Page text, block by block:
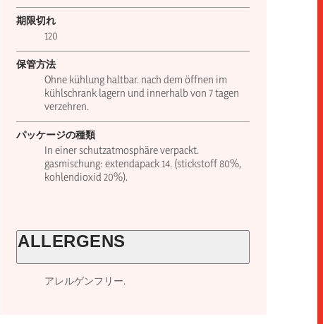
期限切れ
120
保管方法
Ohne kühlung haltbar. nach dem öffnen im
kühlschrank lagern und innerhalb von 7 tagen
verzehren.
パッケージの種類
In einer schutzatmosphäre verpackt.
gasmischung: extendapack 14. (stickstoff 80%,
kohlendioxid 20%).
ALLERGENS
アレルゲンフリー